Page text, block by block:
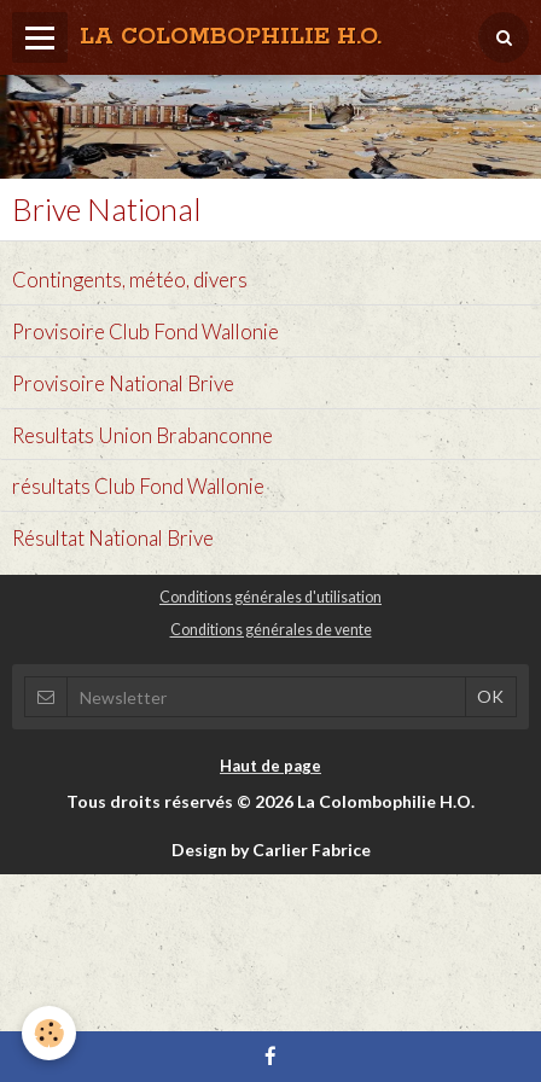
LA COLOMBOPHILIE H.O.
Home
Météo / Het weer
Lâcher / Los
Result. clubs, Provincial, (Inter)National
RFCB / KBDB
Brive National
Contingents, météo, divers
Provisoire Club Fond Wallonie
Provisoire National Brive
Resultats Union Brabanconne
résultats Club Fond Wallonie
Résultat National Brive
Conditions générales d'utilisation
Conditions générales de vente
Haut de page
Tous droits réservés © 2026 La Colombophilie H.O.
Design by Carlier Fabrice